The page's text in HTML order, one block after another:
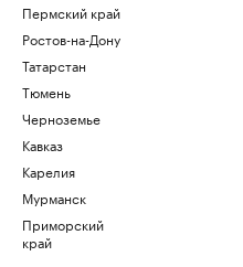
Пермский край
Ростов-на-Дону
Татарстан
Тюмень
Черноземье
Кавказ
Карелия
Мурманск
Приморский
край